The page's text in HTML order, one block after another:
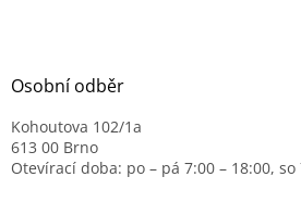
Osobní odběr
Kohoutova 102/1a
613 00 Brno
Otevírací doba: po – pá 7:00 – 18:00, so